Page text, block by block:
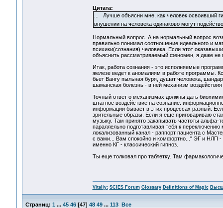
Цитата:
... Лучше объясни мне, как человек освоивший
внушении на человека одинаково могут
Нормальный вопрос. А на нормальный вопрос
правильно понимал соотношение идеального и
психики(сознания) человека. Если этот
объяснить рассматриваемый феномен, я даже не
Итак, работа сознания - это исполняемые
железе ведет к аномалиям в работе программы.
бьет Вангу пыльная буря, душат человека,
шаманская болезнь - в ней механизм
Точный ответ о механизмах должны дать
штатное воздействие на сознание:
информации бывает в этих процессах разный.
зрительные образы. Если я еще приговариваю
музыку. Там принято закапывать частоты альфа-
параллельно подготавливая тебя к
локализованный канал - раппорт пациента с
с вами... Вам спокойно и комфортно..." ЭГ и НЛП -
именно КГ - классический гипноз.
Ты еще толковал про таблетку. Там
Vitaliy: SCIES Forum Glossary Definitions of Magic
Страниц: 1 ... 45 46[47] 48 49 ... 113 Все